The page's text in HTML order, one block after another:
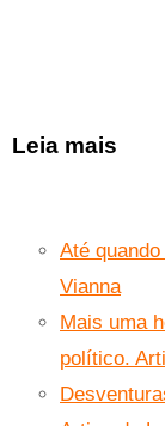
Leia mais
Até
Vianna
Mais uma
político.